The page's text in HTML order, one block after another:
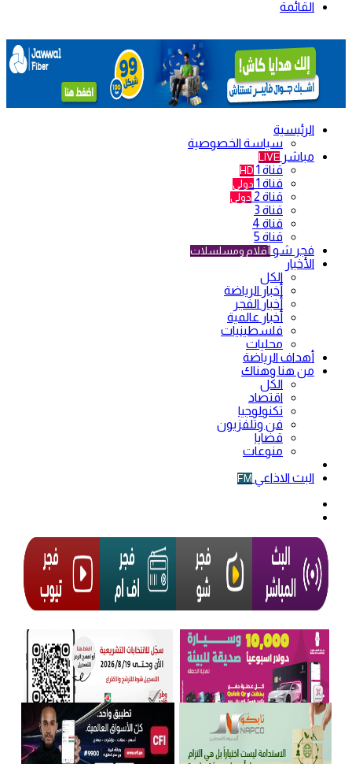
القائمة
الرئيسية
سياسة الخصوصية
مباشر LIVE
قناة 1 HD
قناة 1 دولي
قناة 2 دولي
قناة 3
قناة 4
قناة 5
فجر شو أفلام ومسلسلات
الأخبار
الكل
أخبار الرياضة
أخبار الفجر
أخبار عالمية
فلسطينيات
محليات
أهداف الرياضة
من هنا وهناك
الكل
اقتصاد
تكنولوجيا
فن وتلفزيون
قضايا
منوعات
البث الاذاعي FM